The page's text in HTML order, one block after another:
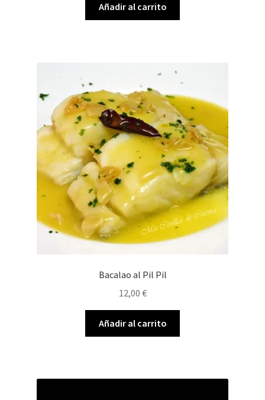
Añadir al carrito
Bacalao al Pil Pil
12,00 €
Añadir al carrito